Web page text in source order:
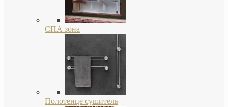
СПА зона
Полотенце сушитель